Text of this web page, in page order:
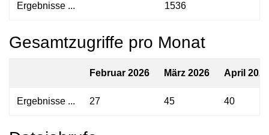
Ergebnisse ... 1536
Gesamtzugriffe pro Monat
Februar 2026 März 2026 April 2026
Ergebnisse ... 27 45 40